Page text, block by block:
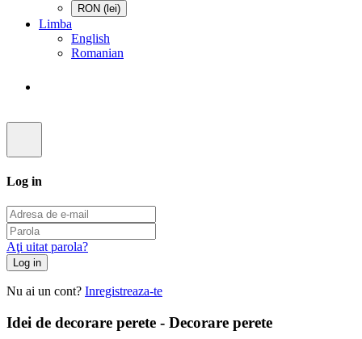
RON (lei)
Limba
English
Romanian
Log in
Aţi uitat parola?
Log in
Nu ai un cont? Inregistreaza-te
Idei de decorare perete - Decorare perete